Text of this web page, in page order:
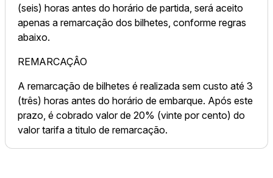
(seis) horas antes do horário de partida, será aceito
apenas a remarcação dos bilhetes, conforme regras
abaixo.
REMARCAÇÂO
A remarcação de bilhetes é realizada sem custo até 3
(três) horas antes do horário de embarque. Após este
prazo, é cobrado valor de 20% (vinte por cento) do
valor tarifa a titulo de remarcação.